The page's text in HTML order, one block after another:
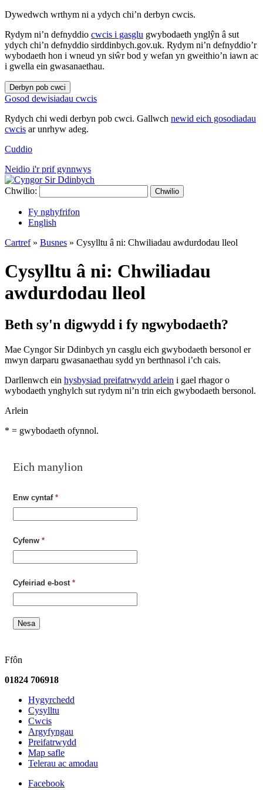
Dywedwch wrthym ni a ydych chi’n derbyn cwcis.
Rydym ni’n defnyddio cwcis i gasglu gwybodaeth ynglŷn â sut
ydych chi’n defnyddio sirddinbych.gov.uk. Rydym ni’n defnyddio’r
wybodaeth hon i wneud yn siŵr bod y wefan yn gweithio’n iawn ac
i gwella ein gwasanaethau.
Derbyn pob cwci
Gosod dewisiadau cwcis
Rydych chi wedi derbyn pob cwci. Gallwch newid eich gosodiadau
cwcis ar unrhyw adeg.
Cuddio
Neidio i'r prif gynnwys
Chwilio: Chwilio
Fy nghyfrifon
English
Cartref» Busnes » Cysylltu â ni: Chwiliadau awdurdodau lleol
Cysylltu â ni: Chwiliadau
awdurdodau lleol
Beth sy'n digwydd i fy ngwybodaeth?
Mae Cyngor Sir Ddinbych yn casglu eich gwybodaeth bersonol er
mwyn darparu gwasanaethau sydd yn berthnasol i’ch cais.
Darllenwch ein hysbysiad preifatrwydd arlein i gael rhagor o
wybodaeth ynghylch sut rydym ni’n trin eich gwybodaeth bersonol.
Arlein
* = gwybodaeth ofynnol.
Eich manylion
Enw cyntaf *
Cyfenw *
Cyfeiriad e-bost *
Nesa
Ffôn
01824 706918
Hygyrchedd
Cysylltu
Cwcis
Argyfyngau
Preifatrwydd
Map safle
Telerau ac amodau
Facebook